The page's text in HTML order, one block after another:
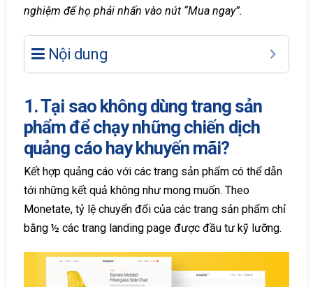
nghiệm để họ phải nhấn vào nút “Mua ngay”.
Nội dung
1. Tại sao không dùng trang sản
phẩm để chạy những chiến dịch
quảng cáo hay khuyến mãi?
Kết hợp quảng cáo với các trang sản phẩm có thể dẫn
tới những kết quả không như mong muốn. Theo
Monetate, tỷ lệ chuyển đổi của các trang sản phẩm chỉ
bằng ½ các trang landing page được đầu tư kỹ lưỡng.